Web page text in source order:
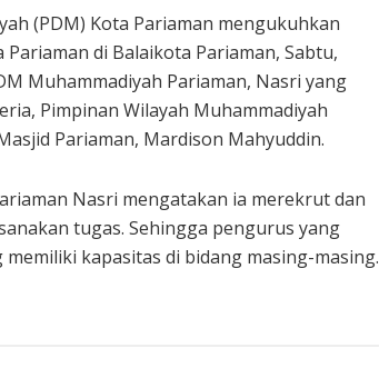
(PDM) Kota Pariaman mengukuhkan
di Balaikota Pariaman, Sabtu,
Muhammadiyah Pariaman, Nasri yang
Pimpinan Wilayah Muhammadiyah
Pariaman, Mardison Mahyuddin.
Nasri mengatakan ia merekrut dan
tugas. Sehingga pengurus yang
kapasitas di bidang masing-masing.